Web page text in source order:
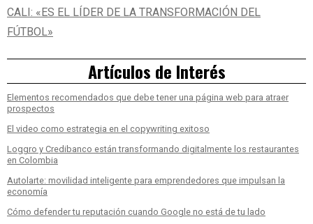
CALI: «ES EL LÍDER DE LA TRANSFORMACIÓN DEL
FÚTBOL»
Artículos de Interés
Elementos recomendados que debe tener una página web para atraer
prospectos
El video como estrategia en el copywriting exitoso
Loggro y Credibanco están transformando digitalmente los restaurantes
en Colombia
Autolarte: movilidad inteligente para emprendedores que impulsan la
economía
Cómo defender tu reputación cuando Google no está de tu lado